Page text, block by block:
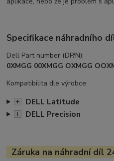
Specifikace náhradního
Dell Part number (DP/N):
0XMGG 00XMGG OXMGG
Kompatibilita dle výrobce:
+
DELL Latitude
+ DELL Precision
Záruka na náhradní díl